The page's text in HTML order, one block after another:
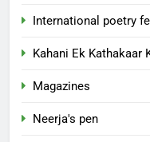
International poetry
Kahani Ek Kathakaar
Magazines
Neerja's pen